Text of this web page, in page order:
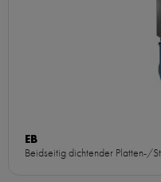
EB
Beidseitig dichtender Platten-/